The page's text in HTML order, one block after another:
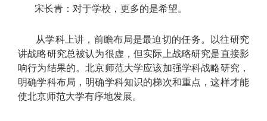
宋长青：对于学校，更多的是希望。
从学科上讲，前瞻布局是最迫切的任务。以往研究
讲战略研究总被认为很虚，但实际上战略研究是直接影
响行为结果的。北京师范大学应该加强学科战略研究，
明确学科布局，明确学科知识的梯次和重点，这样才能
使北京师范大学有序地发展。